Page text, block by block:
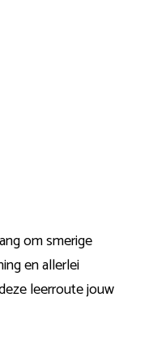
om smerige
en allerlei
leerroute jouw